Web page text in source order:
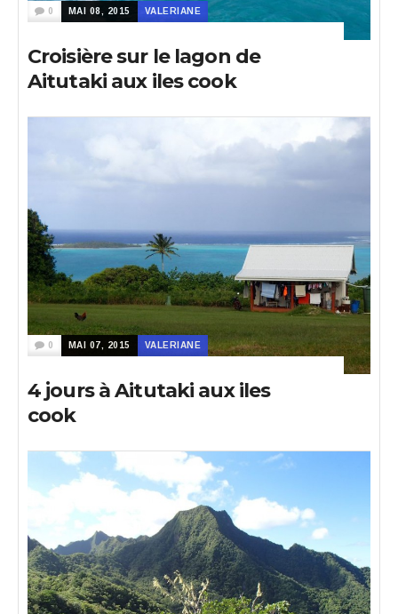
0 MAI 08, 2015 VALERIANE
Croisière sur le lagon de
Aitutaki aux iles cook
0 MAI 07, 2015 VALERIANE
4 jours à Aitutaki aux iles
cook